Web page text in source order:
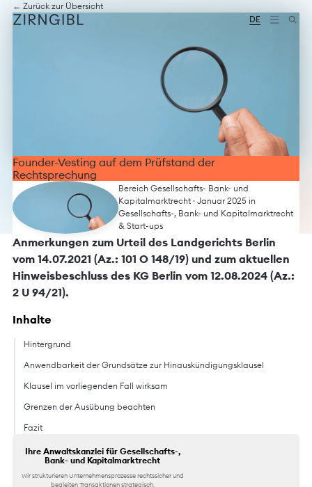
Zum
Inhalt
Diese
Website
technisch
umgesetzt
Fokus
durchdachtes
Design,
moderne
und
barrierefreien
DE
← Zurück zur Übersicht
Founder-Vesting auf dem Prüfstand der
Rechtsprechung
Bereich Gesellschafts- Bank- und
Kapitalmarktrecht · Januar 2025 in
Gesellschafts-, Bank- und Kapitalmarktrecht
& Start-ups
Anmerkungen zum Urteil des Landgerichts Berlin
vom 14.07.2021 (Az.: 101 O 148/19) und zum aktuellen
Hinweisbeschluss des KG Berlin vom 12.08.2024 (Az.:
2 U 94/21).
Inhalte
Hintergrund
Anwendbarkeit der Grundsätze zur Hinauskündigungsklausel
Klausel im vorliegenden Fall wirksam
Grenzen der Ausübung beachten
Fazit
Ihre Anwaltskanzlei für Gesellschafts-,
Bank- und Kapitalmarktrecht
Wir strukturieren Unternehmensprozesse rechtssicher und
begleiten Transaktionen strategisch.